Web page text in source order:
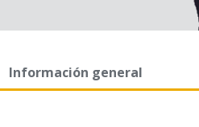
Información general